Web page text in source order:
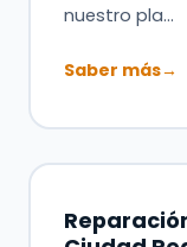
nuestro pla…
Saber más→